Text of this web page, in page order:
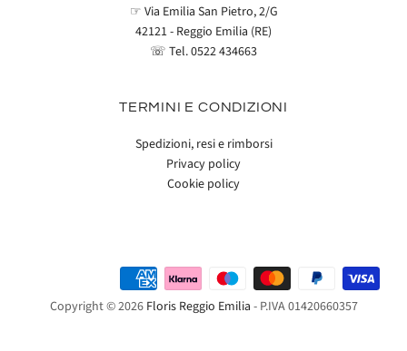
☞ Via Emilia San Pietro, 2/G
42121 - Reggio Emilia (RE)
☏ Tel.0522 434663
TERMINI E CONDIZIONI
Spedizioni, resi e rimborsi
Privacy policy
Cookie policy
Copyright © 2026 Floris Reggio Emilia - P.IVA 01420660357